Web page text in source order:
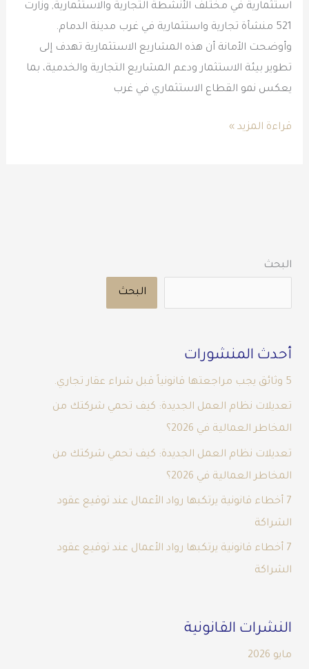
استثمارية في مختلف الأنشطة التجارية والاستثمارية, وزارت
521 منشأة تجارية واستثمارية في غرب مدينة الدمام.
وأوضحت الأمانة أن هذه المشاريع الاستثمارية تهدف إلى
تطوير بيئة الاستثمار ودعم المشاريع التجارية والخدمية، بما
يعكس نمو القطاع الاستثماري في غرب
قراءة المزيد »
البحث
البحث
أحدث المنشورات
5 وثائق يجب مراجعتها قانونياً قبل شراء عقار تجاري.
تعديلات نظام العمل الجديدة: كيف تحمي شركتك من
المخاطر العمالية في 2026؟
تعديلات نظام العمل الجديدة: كيف تحمي شركتك من
المخاطر العمالية في 2026؟
7 أخطاء قانونية يرتكبها رواد الأعمال عند توقيع عقود
الشراكة
7 أخطاء قانونية يرتكبها رواد الأعمال عند توقيع عقود
الشراكة
النشرات القانونية
مايو 2026